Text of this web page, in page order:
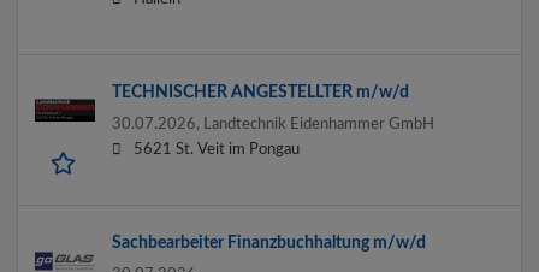
TECHNISCHER ANGESTELLTER m/w/d
30.07.2026,
Landtechnik Eidenhammer GmbH
5621 St. Veit im Pongau
Sachbearbeiter Finanzbuchhaltung m/w/d